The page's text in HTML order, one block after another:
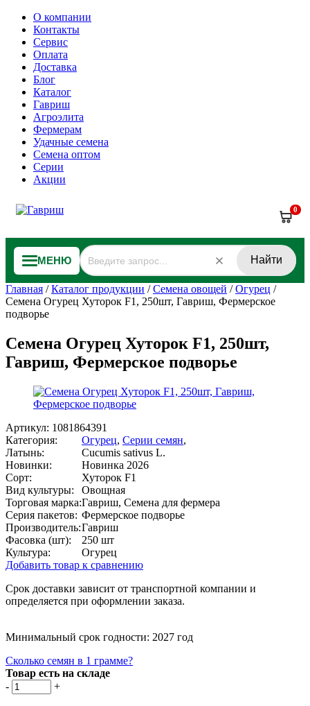
О компании
Контакты
Сервис
Оплата
Доставка
Блог
Каталог
Гавриш
Агроэлита
Фермерам
Удачные семена
Семена оптом
Серии
Акции
0
МЕНЮ Найти
Главная /Каталог продукции /Семена овощей /Огурец /
Семена Огурец Хуторок F1, 250шт, Гавриш, Фермерское
подворье
Семена Огурец Хуторок F1, 250шт,
Гавриш, Фермерское подворье
Артикул: 1081864391
Категория:
Огурец, Серии семян,
Латынь:
Cucumis sativus L.
Новинки:
Новинка 2026
Сорт:
Хуторок F1
Вид культуры:
Овощная
Торговая марка:Гавриш, Семена для фермера
Серия пакетов: Фермерское подворье
Производитель:Гавриш
Фасовка (шт):
250 шт
Культура:
Огурец
Добавить товар к сравнению
Срок доставки зависит от транспортной компании и
определяется при оформлении заказа.
Минимальный срок годности: 2027 год
Сколько семян в 1 грамме?
Товар есть на складе
-
+